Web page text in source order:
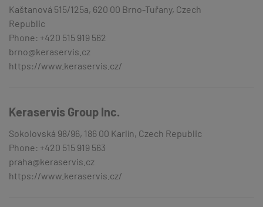
Kaštanová 515/125a, 620 00 Brno-Tuřany, Czech
Republic
Phone: +420 515 919 562
brno@keraservis.cz
https://www.keraservis.cz/
Keraservis Group Inc.
Sokolovská 98/96, 186 00 Karlín, Czech Republic
Phone: +420 515 919 563
praha@keraservis.cz
https://www.keraservis.cz/